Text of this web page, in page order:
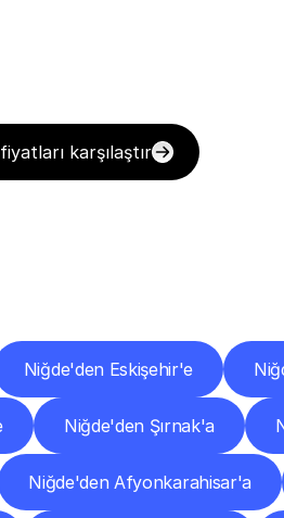
karşılaştır
Niğde'den Eskişehir'e
Niğde'den Şırnak'a
Niğde'den Afyonkarahisar'a